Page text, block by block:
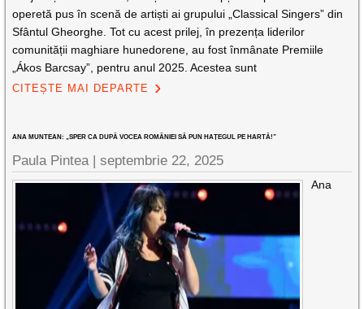
operetă pus în scenă de artiști ai grupului „Classical Singers” din
Sfântul Gheorghe. Tot cu acest prilej, în prezența liderilor
comunității maghiare hunedorene, au fost înmânate Premiile
„Ákos Barcsay”, pentru anul 2025. Acestea sunt
CITEȘTE MAI DEPARTE
ANA MUNTEAN: „SPER CA DUPĂ VOCEA ROMÂNIEI SĂ PUN HAȚEGUL PE HARTĂ!”
Paula Pintea |septembrie 22, 2025
Ana